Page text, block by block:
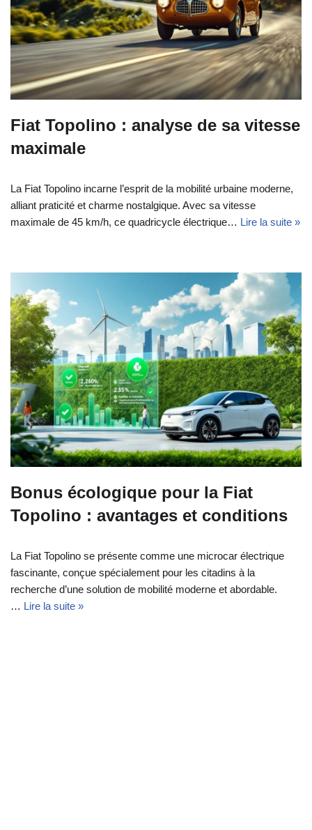
Fiat Topolino : analyse de sa vitesse
maximale
La Fiat Topolino incarne l’esprit de la mobilité urbaine moderne,
alliant praticité et charme nostalgique. Avec sa vitesse
maximale de 45 km/h, ce quadricycle électrique… Lire la suite »
Bonus écologique pour la Fiat
Topolino : avantages et conditions
La Fiat Topolino se présente comme une microcar électrique
fascinante, conçue spécialement pour les citadins à la
recherche d’une solution de mobilité moderne et abordable.
… Lire la suite »